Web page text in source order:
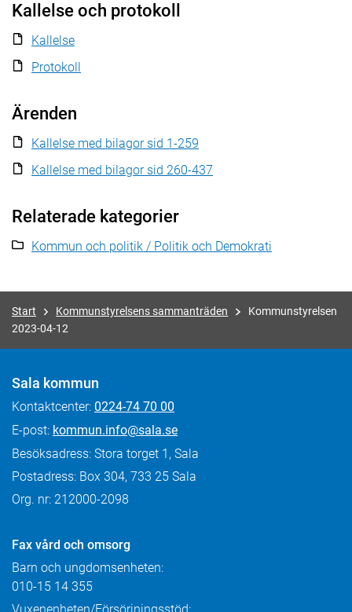
Kallelse och protokoll
Kallelse
Protokoll
Ärenden
Kallelse med bilagor sid 1-259
Kallelse med bilagor sid 260-437
Relaterade kategorier
Kommun och politik / Politik och Demokrati
Start Kommunstyrelsens sammanträden
Kommunstyrelsen
2023-04-12
Sala kommun
Kontaktcenter: 0224-74 70 00
E-post: kommun.info@sala.se
Besöksadress: Stora torget 1, Sala
Postadress: Box 304, 733 25 Sala
Org. nr: 212000-2098
Fax vård och omsorg
Barn och ungdomsenheten:
010-15 14 355